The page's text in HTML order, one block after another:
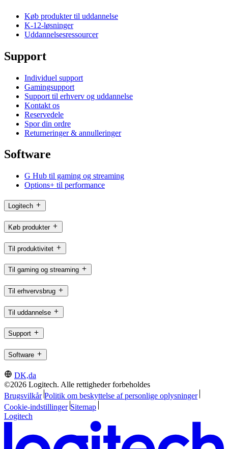
Køb produkter til uddannelse
K-12-løsninger
Uddannelsesressourcer
Support
Individuel support
Gamingsupport
Support til erhverv og uddannelse
Kontakt os
Reservedele
Spor din ordre
Returneringer & annulleringer
Software
G Hub til gaming og streaming
Options+ til performance
Logitech
Køb produkter
Til produktivitet
Til gaming og streaming
Til erhvervsbrug
Til uddannelse
Support
Software
DK,da
©2026 Logitech. Alle rettigheder forbeholdes
Brugsvilkår Politik om beskyttelse af personlige oplysninger
Cookie-indstillinger Sitemap
Logitech